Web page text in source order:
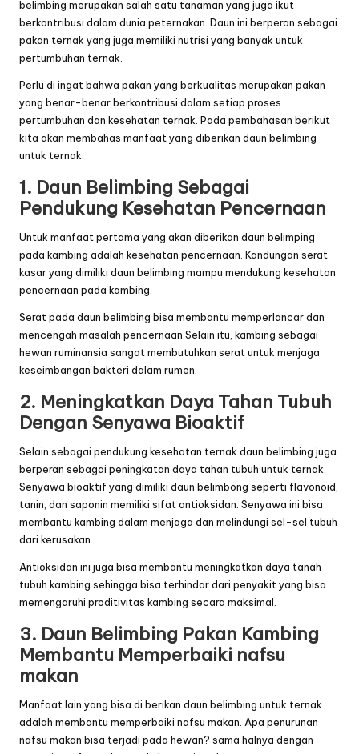
belimbing merupakan salah satu tanaman yang juga ikut
berkontribusi dalam dunia peternakan. Daun ini berperan sebagai
pakan ternak yang juga memiliki nutrisi yang banyak untuk
pertumbuhan ternak.
Perlu di ingat bahwa pakan yang berkualitas merupakan pakan
yang benar-benar berkontribusi dalam setiap proses
pertumbuhan dan kesehatan ternak. Pada pembahasan berikut
kita akan membahas manfaat yang diberikan daun belimbing
untuk ternak.
1. Daun Belimbing Sebagai
Pendukung Kesehatan Pencernaan
Untuk manfaat pertama yang akan diberikan daun belimping
pada kambing adalah kesehatan pencernaan. Kandungan serat
kasar yang dimiliki daun belimbing mampu mendukung kesehatan
pencernaan pada kambing.
Serat pada daun belimbing bisa membantu memperlancar dan
mencengah masalah pencernaan.Selain itu, kambing sebagai
hewan ruminansia sangat membutuhkan serat untuk menjaga
keseimbangan bakteri dalam rumen.
2. Meningkatkan Daya Tahan Tubuh
Dengan Senyawa Bioaktif
Selain sebagai pendukung kesehatan ternak daun belimbing juga
berperan sebagai peningkatan daya tahan tubuh untuk ternak.
Senyawa bioaktif yang dimiliki daun belimbong seperti flavonoid,
tanin, dan saponin memiliki sifat antioksidan. Senyawa ini bisa
membantu kambing dalam menjaga dan melindungi sel-sel tubuh
dari kerusakan.
Antioksidan ini juga bisa membantu meningkatkan daya tanah
tubuh kambing sehingga bisa terhindar dari penyakit yang bisa
memengaruhi proditivitas kambing secara maksimal.
3. Daun Belimbing Pakan Kambing
Membantu Memperbaiki nafsu
makan
Manfaat lain yang bisa di berikan daun belimbing untuk ternak
adalah membantu memperbaiki nafsu makan. Apa penurunan
nafsu makan bisa terjadi pada hewan? sama halnya dengan